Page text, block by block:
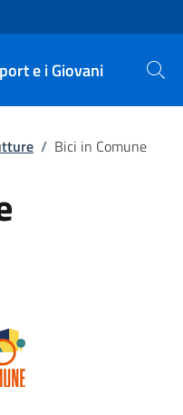
e i Giovani Cerca
/ Bici in Comune